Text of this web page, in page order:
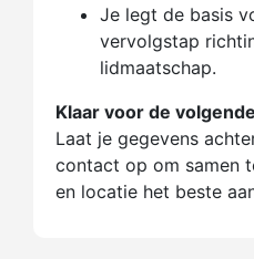
Je legt de basis
vervolgstap
lidmaatschap.
Klaar voor de
Laat je gegevens
contact op om samen
en locatie het beste